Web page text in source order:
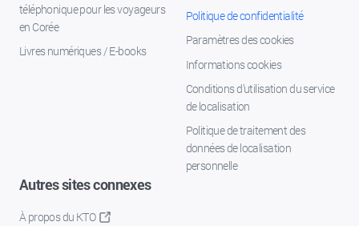
téléphonique pour les voyageurs
en Corée
Livres numériques / E-books
Politique de confidentialité
Paramètres des cookies
Informations cookies
Conditions d’utilisation du service
de localisation
Politique de traitement des
données de localisation
personnelle
Autres sites connexes
À propos du KTO